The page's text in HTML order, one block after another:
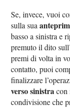
Se, invece, vuoi
sulla sua
basso a sinistra e
premuto il dito
premi di volta in
contatto, puoi
finalizzare
verso sinistracon
condivisione che